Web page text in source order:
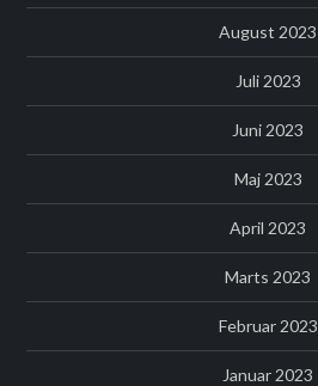
August 2023
Juli 2023
Juni 2023
Maj 2023
April 2023
Marts 2023
Februar 2023
Januar 2023